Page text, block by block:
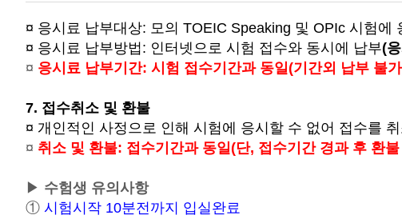
¤ 응시료 납부대상: 모의 TOEIC Speaking 및 OPIc 시험에
¤ 응시료 납부방법: 인터넷으로 시험 접수와 동시에 납부(
¤ 응시료 납부기간: 시험 접수기간과 동일(기간외 납부 불
7. 접수취소 및 환불
¤ 개인적인 사정으로 인해 시험에 응시할 수 없어 접수를
¤ 취소 및 환불: 접수기간과 동일(단, 접수기간 경과 후 환
▶ 수험생 유의사항
① 시험시작 10분전까지 입실완료